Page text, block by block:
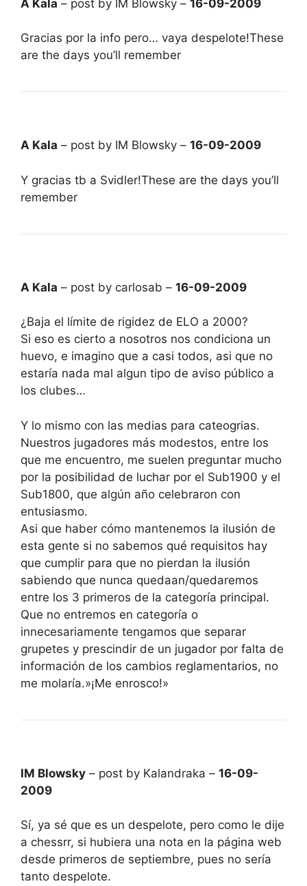
A Kala – post by IM Blowsky – 16-09-2009
Gracias por la info pero… vaya despelote!These
are the days you’ll remember
A Kala – post by IM Blowsky – 16-09-2009
Y gracias tb a Svidler!These are the days you’ll
remember
A Kala – post by carlosab – 16-09-2009
¿Baja el límite de rigidez de ELO a 2000?
Si eso es cierto a nosotros nos condiciona un
huevo, e imagino que a casi todos, asi que no
estaría nada mal algun tipo de aviso público a
los clubes…
Y lo mismo con las medias para cateogrias.
Nuestros jugadores más modestos, entre los
que me encuentro, me suelen preguntar mucho
por la posibilidad de luchar por el Sub1900 y el
Sub1800, que algún año celebraron con
entusiasmo.
Asi que haber cómo mantenemos la ilusión de
esta gente si no sabemos qué requisitos hay
que cumplir para que no pierdan la ilusión
sabiendo que nunca quedaan/quedaremos
entre los 3 primeros de la categoría principal.
Que no entremos en categoría o
innecesariamente tengamos que separar
grupetes y prescindir de un jugador por falta de
información de los cambios reglamentarios, no
me molaría.»¡Me enrosco!»
IM Blowsky – post by Kalandraka – 16-09-
2009
Sí, ya sé que es un despelote, pero como le dije
a chessrr, si hubiera una nota en la página web
desde primeros de septiembre, pues no sería
tanto despelote.